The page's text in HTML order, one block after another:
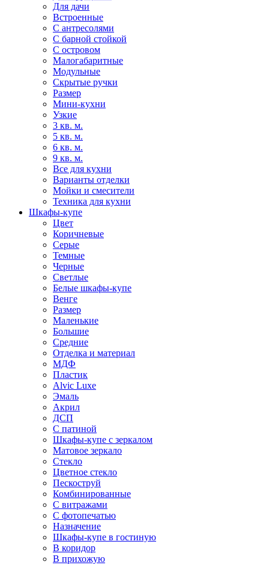
Для дачи
Встроенные
С антресолями
С барной стойкой
С островом
Малогабаритные
Модульные
Скрытые ручки
Размер
Мини-кухни
Узкие
3 кв. м.
5 кв. м.
6 кв. м.
9 кв. м.
Все для кухни
Варианты отделки
Мойки и смесители
Техника для кухни
Шкафы-купе
Цвет
Коричневые
Серые
Темные
Черные
Светлые
Белые шкафы-купе
Венге
Размер
Маленькие
Большие
Средние
Отделка и материал
МДФ
Пластик
Alvic Luxe
Эмаль
Акрил
ДСП
С патиной
Шкафы-купе с зеркалом
Матовое зеркало
Стекло
Цветное стекло
Пескоструй
Комбинированные
С витражами
С фотопечатью
Назначение
Шкафы-купе в гостиную
В коридор
В прихожую